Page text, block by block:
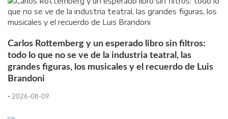
Carlos Rottemberg y un esperado libro sin filtros:
todo lo que no se ve de la industria teatral, las
grandes figuras, los musicales y el recuerdo de Luis
Brandoni
- 2026-08-09